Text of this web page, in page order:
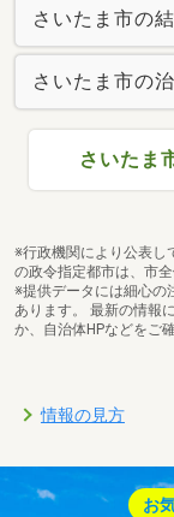
さいたま市の
さいたま市の
さいたま
※行政機関により公表し
の政令指定都市は、市
※提供データには細心の
あります。 最新の情報
か、自治体HPなどをご
情報の見方
お